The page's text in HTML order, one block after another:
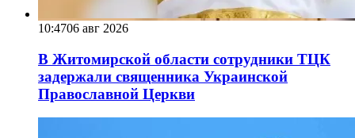
10:4706 авг 2026
В Житомирской области сотрудники ТЦК
задержали священника Украинской
Православной Церкви